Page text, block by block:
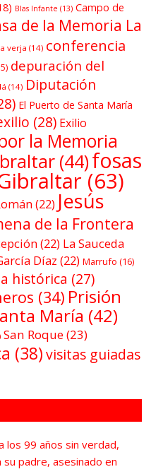
Blas Infante (13) Campo de
de la Memoria La
verja (14) conferencia
depuración del
(14) Diputación
El Puerto de Santa María
(28) Exilio
la Memoria
(44)fosas
(63)
(22) Jesús
de la Frontera
(22) La Sauceda
Díaz (22) Marrufo (16)
histórica (27)
(34) Prisión
María (42)
San Roque(23)
(38)visitas guiadas
los 99 años sin verdad,
padre, asesinado en